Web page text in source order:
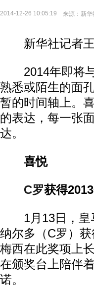
2014-12-26 10:05:19 来源： 新华
新华社记者王
2014年即将与
熟悉或陌生的面
暂的时间轴上。
的表达，每一张
达。
喜悦
C罗获得
1月13日，皇
纳尔多（C罗）
梅西在此奖项上
在颁奖台上陪伴
诺。